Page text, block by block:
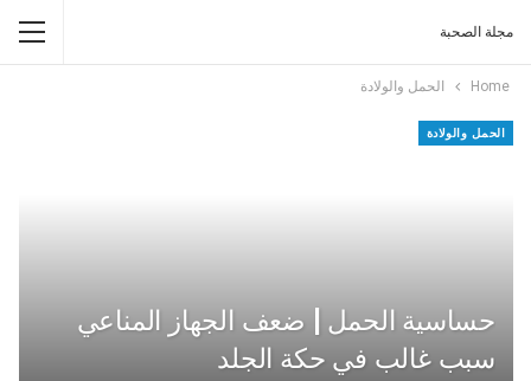
مجلة الصحبة
Home الحمل والولادة
الحمل والولادة
حساسية الحمل | ضعف الجهاز المناعي
سبب غالب في حكة الجلد